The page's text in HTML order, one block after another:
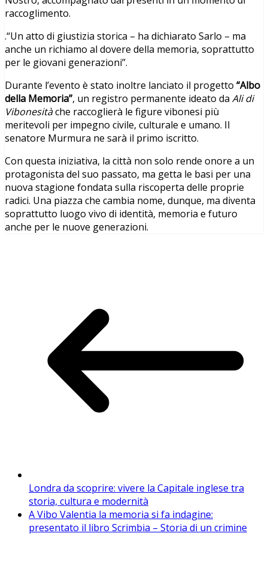
raccoglimento.
.“Un atto di giustizia storica – ha dichiarato Sarlo – ma
anche un richiamo al dovere della memoria, soprattutto
per le giovani generazioni”.
Durante l’evento è stato inoltre lanciato il progetto “Albo
della Memoria”, un registro permanente ideato da Ali di
Vibonesitàche raccoglierà le figure vibonesi più
meritevoli per impegno civile, culturale e umano. Il
senatore Murmura ne sarà il primo iscritto.
Con questa iniziativa, la città non solo rende onore a un
protagonista del suo passato, ma getta le basi per una
nuova stagione fondata sulla riscoperta delle proprie
radici. Una piazza che cambia nome, dunque, ma diventa
soprattutto luogo vivo di identità, memoria e futuro
anche per le nuove generazioni.
Londra da scoprire: vivere la Capitale inglese tra
storia, cultura e modernità
A Vibo Valentia la memoria si fa indagine:
presentato il libro Scrimbia – Storia di un crimine